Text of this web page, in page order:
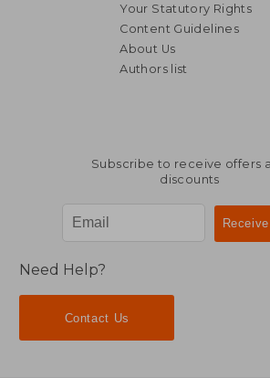
Your Statutory Rights
Content Guidelines
About Us
Authors list
Subscribe to receive offers
discounts
Need Help?
Contact Us